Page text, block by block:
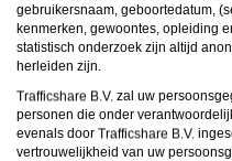
gebruikersnaam, geboortedatum,
kenmerken, gewoontes, opleiding
statistisch onderzoek zijn altijd
herleiden zijn.
zal uw
personen die onder
evenals door
vertrouwelijkheid van uw